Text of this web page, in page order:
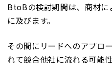
BtoBの検討期間は、商材に
に及びます。
その間にリードへのアプロ
れて競合他社に流れる可能